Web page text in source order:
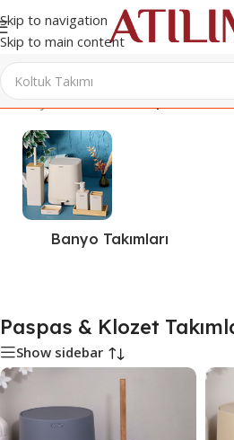
Skip to navigation
Skip to main content
Ana Sayfa/Ev Tekstili/Paspas &
Banyo Takımları
Paspas & Klozet
Show sidebar